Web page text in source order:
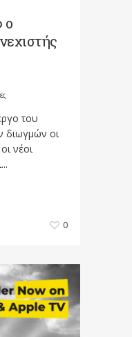
ο
του
διωγμών οι
νέοι
0